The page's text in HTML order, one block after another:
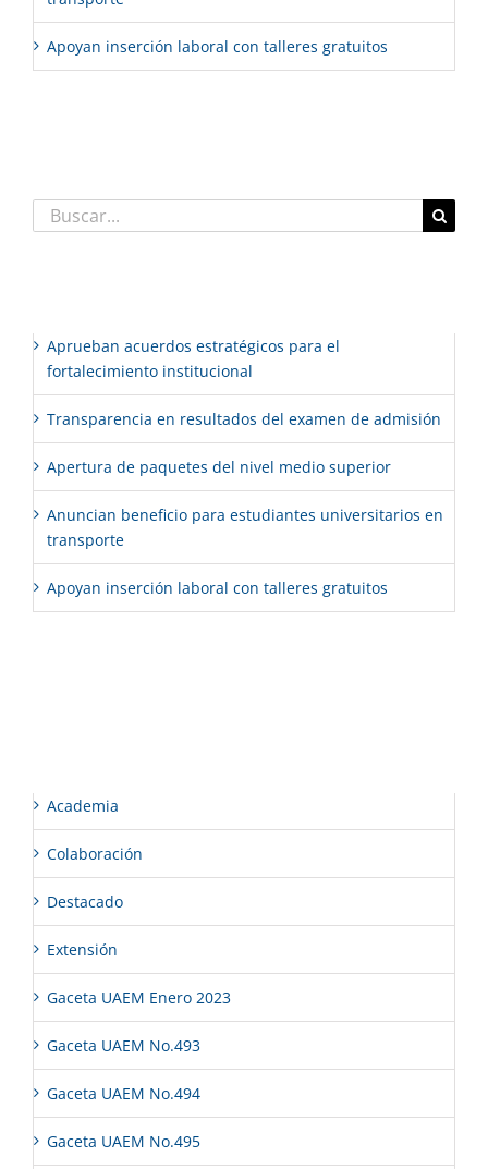
Apoyan inserción laboral con talleres gratuitos
Buscar:
Aprueban acuerdos estratégicos para el
fortalecimiento institucional
Transparencia en resultados del examen de admisión
Apertura de paquetes del nivel medio superior
Anuncian beneficio para estudiantes universitarios en
transporte
Apoyan inserción laboral con talleres gratuitos
Academia
Colaboración
Destacado
Extensión
Gaceta UAEM Enero 2023
Gaceta UAEM No.493
Gaceta UAEM No.494
Gaceta UAEM No.495